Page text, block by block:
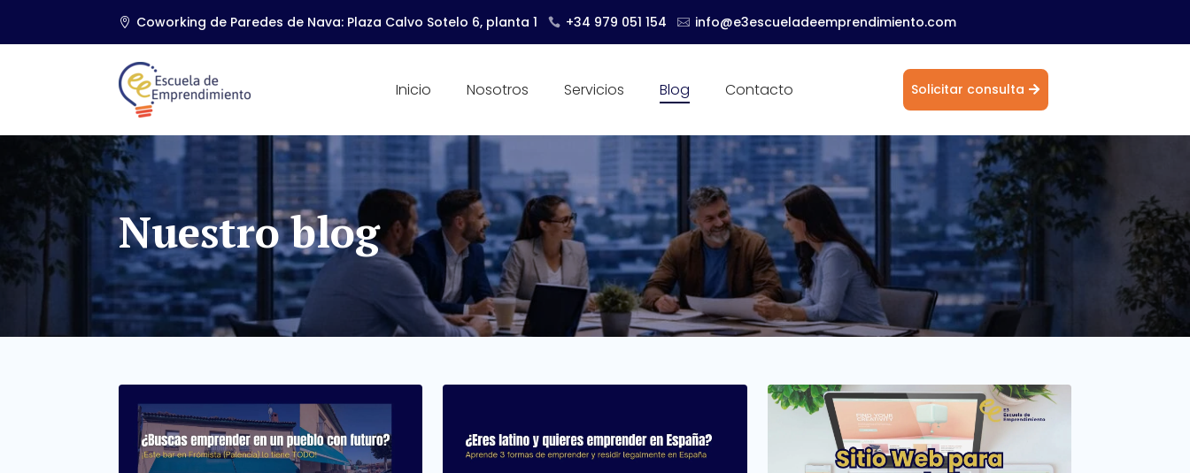
Coworking de Paredes de Nava: Plaza Calvo Sotelo 6, planta 1 +34 979 051 154 info@e3escueladeemprendimiento.com
Inicio Nosotros Servicios Blog Contacto Solicitar consulta
Nuestro blog